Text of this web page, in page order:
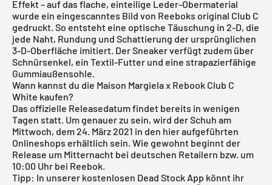
Effekt – auf das flache, einteilige Leder-Obermaterial
wurde ein eingescanntes Bild von Reeboks original Club C
gedruckt. So entsteht eine optische Täuschung in 2-D, die
jede Naht, Rundung und Schattierung der ursprünglichen
3-D-Oberfläche imitiert. Der Sneaker verfügt zudem über
Schnürsenkel, ein Textil-Futter und eine strapazierfähige
Gummiaußensohle.
Wann kannst du die Maison Margiela x Rebook Club C
White kaufen?
Das offizielle Releasedatum findet bereits in wenigen
Tagen statt. Um genauer zu sein, wird der Schuh am
Mittwoch, dem 24. März 2021 in den hier aufgeführten
Onlineshops erhältlich sein. Wie gewohnt beginnt der
Release um Mitternacht bei deutschen Retailern bzw. um
10:00 Uhr bei Reebok.
Tipp: In unserer kostenlosen Dead Stock App könnt ihr